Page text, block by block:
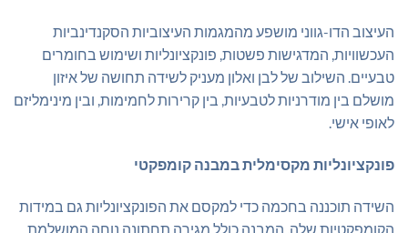
העיצוב הדו-גווני מושפע מהמגמות העיצוביות הסקנדינביות
העכשוויות, המדגישות פשטות, פונקציונליות ושימוש בחומרים
טבעיים. השילוב של לבן ואלון מעניק לשידה תחושה של איזון
מושלם בין מודרניות לטבעיות, בין קרירות לחמימות, ובין מינימליזם
לאופי אישי.
פונקציונליות מקסימלית במבנה קומפקטי
השידה תוכננה בחכמה כדי למקסם את הפונקציונליות גם במידות
הקומפקטיות שלה. המבנה כולל מגירה תחתונה נוחה המושלמת